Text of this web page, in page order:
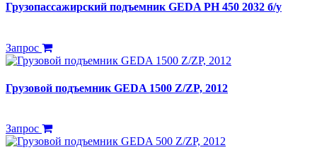
Грузопассажирский подъемник GEDA PH 450 2032 б/у
Запрос
Грузовой подъемник GEDA 1500 Z/ZP, 2012
Запрос